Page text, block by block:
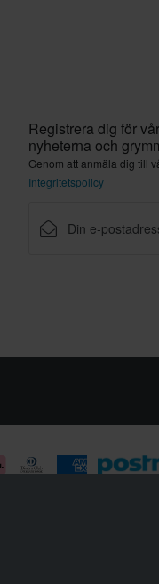
Registrera dig för
nyheterna och
Genom att anmäla dig till
Integritetspolicy